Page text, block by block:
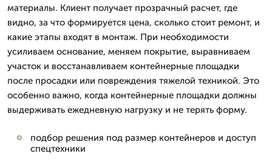
материалы. Клиент получает прозрачный расчет, где
видно, за что формируется цена, сколько стоит ремонт, и
какие этапы входят в монтаж. При необходимости
усиливаем основание, меняем покрытие, выравниваем
участок и восстанавливаем контейнерные площадки
после просадки или повреждения тяжелой техникой. Это
особенно важно, когда контейнерные площадки должны
выдерживать ежедневную нагрузку и не терять форму.
подбор решения под размер контейнеров и доступ
спецтехники